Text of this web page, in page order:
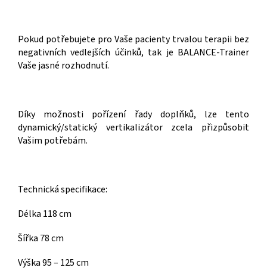
Pokud potřebujete pro Vaše pacienty trvalou terapii bez
negativních vedlejších účinků, tak je BALANCE-Trainer
Vaše jasné rozhodnutí.
Díky možnosti pořízení řady doplňků, lze tento
dynamický/statický vertikalizátor zcela přizpůsobit
Vašim potřebám.
Technická specifikace:
Délka 118 cm
Šířka 78 cm
Výška 95 – 125 cm